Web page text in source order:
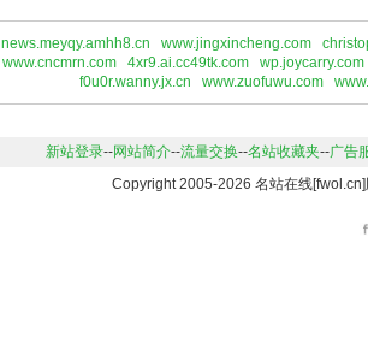
news.meyqy.amhh8.cn www.jingxincheng.com
www.cncmrn.com
4xr9.ai.cc49tk.com
wp.joycarry.com
f0u0r.wanny.jx.cn
www.zuofuwu.com
新站登录--网站简介--流量交换--名站收藏夹--广告
Copyright 2005-2026 名站在线